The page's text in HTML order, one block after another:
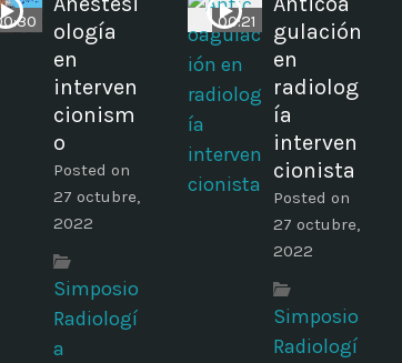
ología
en
interven
cionism
o
Posted on
27 octubre,
2022
Simposio
Radiologí
a
00:21
gulación
en
radiolog
ía
interven
cionista
Posted on
27 octubre,
2022
Simposio
Radiologí